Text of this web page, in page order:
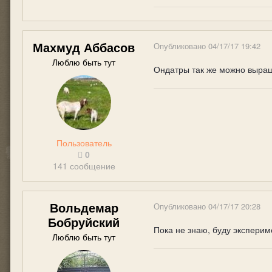
Махмуд Аббасов
Люблю быть тут
Пользователь
0
141 сообщение
Опубликовано 04/17/17 19:42
Ондатры так же можно
Вольдемар
Бобруйский
Люблю быть тут
Опубликовано 04/17/17 20:28
Пока не знаю, буду